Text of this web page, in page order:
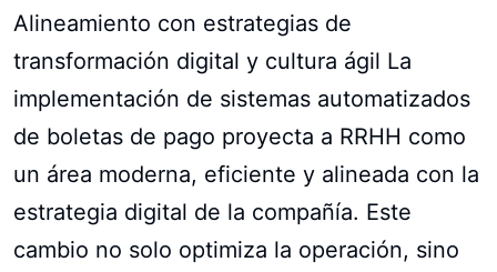
Alineamiento con estrategias de
transformación digital y cultura ágil La
implementación de sistemas automatizados
de boletas de pago proyecta a RRHH como
un área moderna, eficiente y alineada con la
estrategia digital de la compañía. Este
cambio no solo optimiza la operación, sino